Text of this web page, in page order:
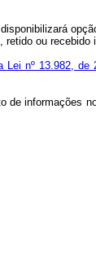
retido ou recebido
Lei nº 13.982, de
informações